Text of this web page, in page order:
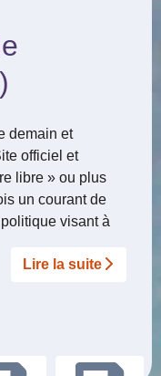
demain et
officiel et
libre » ou plus
un courant de
visant à
Lire la suite­­